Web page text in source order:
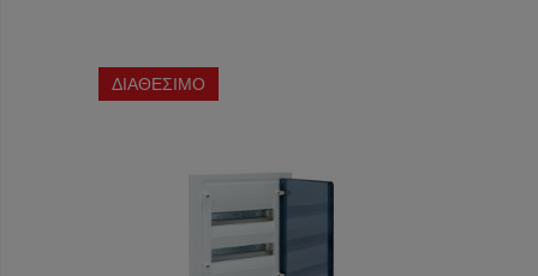
ΔΙΑΘΕΣΙΜΟ